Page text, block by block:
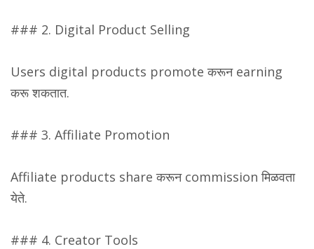
### 2. Digital Product Selling
Users digital products promote करून earning
करू शकतात.
### 3. Affiliate Promotion
Affiliate products share करून commission मिळवता
येते.
### 4. Creator Tools